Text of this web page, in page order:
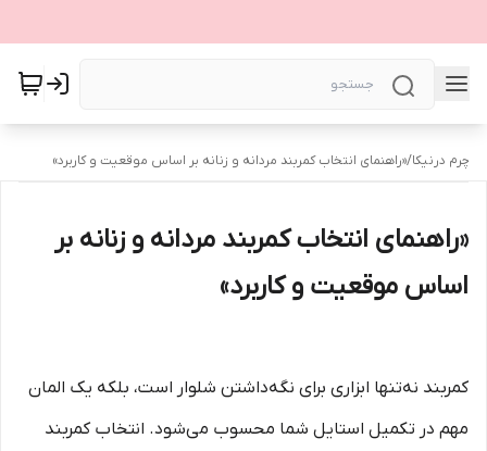
چرم درنیکا/«راهنمای انتخاب کمربند مردانه و زنانه بر اساس موقعیت و کاربرد»
«راهنمای انتخاب کمربند مردانه و زنانه بر
اساس موقعیت و کاربرد»
کمربند نه‌تنها ابزاری برای نگه‌داشتن شلوار است، بلکه یک المان
مهم در تکمیل استایل شما محسوب می‌شود. انتخاب کمربند